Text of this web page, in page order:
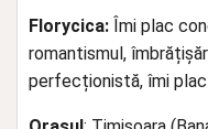
Florycica: Îmi plac
romantismul,
perfecționistă, îmi plac